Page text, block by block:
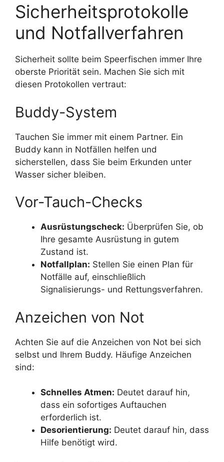
Sicherheitsprotokolle
und Notfallverfahren
Sicherheit sollte beim Speerfischen immer Ihre
oberste Priorität sein. Machen Sie sich mit
diesen Protokollen vertraut:
Buddy-System
Tauchen Sie immer mit einem Partner. Ein
Buddy kann in Notfällen helfen und
sicherstellen, dass Sie beim Erkunden unter
Wasser sicher bleiben.
Vor-Tauch-Checks
Ausrüstungscheck: Überprüfen Sie, ob
Ihre gesamte Ausrüstung in gutem
Zustand ist.
Notfallplan: Stellen Sie einen Plan für
Notfälle auf, einschließlich
Signalisierungs- und Rettungsverfahren.
Anzeichen von Not
Achten Sie auf die Anzeichen von Not bei sich
selbst und Ihrem Buddy. Häufige Anzeichen
sind:
Schnelles Atmen: Deutet darauf hin,
dass ein sofortiges Auftauchen
erforderlich ist.
Desorientierung: Deutet darauf hin, dass
Hilfe benötigt wird.